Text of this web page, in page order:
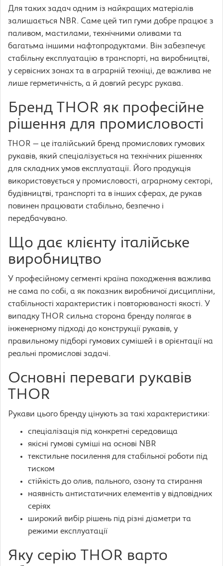
Для таких задач одним із найкращих матеріалів
залишається NBR. Саме цей тип гуми добре працює з
паливом, мастилами, технічними оливами та
багатьма іншими нафтопродуктами. Він забезпечує
стабільну експлуатацію в транспорті, на виробництві,
у сервісних зонах та в аграрній техніці, де важлива не
лише герметичність, а й довгий ресурс рукава.
Бренд THOR як професійне
рішення для промисловості
THOR — це італійський бренд промислових гумових
рукавів, який спеціалізується на технічних рішеннях
для складних умов експлуатації. Його продукція
використовується у промисловості, аграрному секторі,
будівництві, транспорті та в інших сферах, де рукав
повинен працювати стабільно, безпечно і
передбачувано.
Що дає клієнту італійське
виробництво
У професійному сегменті країна походження важлива
не сама по собі, а як показник виробничої дисципліни,
стабільності характеристик і повторюваності якості. У
випадку THOR сильна сторона бренду полягає в
інженерному підході до конструкції рукавів, у
правильному підборі гумових сумішей і в орієнтації на
реальні промислові задачі.
Основні переваги рукавів
THOR
Рукави цього бренду цінують за такі характеристики:
спеціалізація під конкретні середовища
якісні гумові суміші на основі NBR
текстильне посилення для стабільної роботи під
тиском
стійкість до олив, пального, озону та стирання
наявність антистатичних елементів у відповідних
серіях
широкий вибір рішень під різні діаметри та
режими експлуатації
Яку серію THOR варто